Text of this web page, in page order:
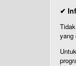
✔
yang